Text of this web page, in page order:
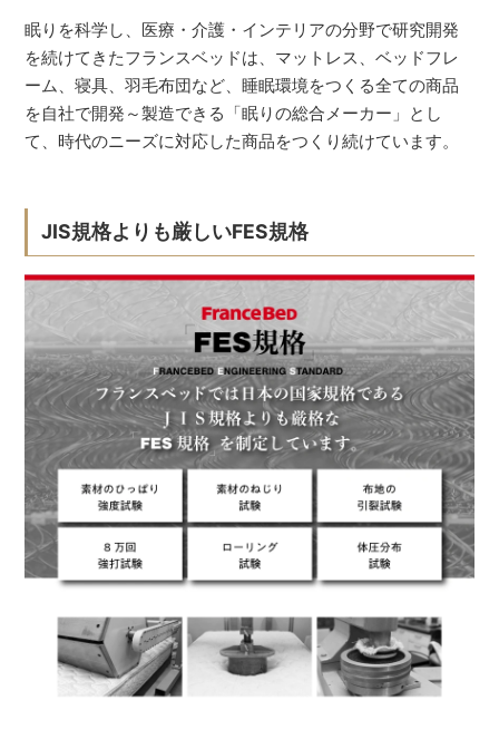
眠りを科学し、医療・介護・インテリアの分野で研究開発
を続けてきたフランスベッドは、マットレス、ベッドフレ
ーム、寝具、羽毛布団など、睡眠環境をつくる全ての商品
を自社で開発～製造できる「眠りの総合メーカー」とし
て、時代のニーズに対応した商品をつくり続けています。
JIS規格よりも厳しいFES規格